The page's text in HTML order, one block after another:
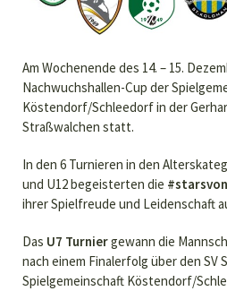
Am Wochenende des 14. – 15.
Nachwuchshallen-Cup der
Köstendorf/Schleedorf in der
Straßwalchen statt.
In den 6 Turnieren in den
und U12 begeisterten die
ihrer Spielfreude und Leidenschaft
Das U7 Turniergewann die
nach einem Finalerfolg über den SV
Spielgemeinschaft Köstendorf/